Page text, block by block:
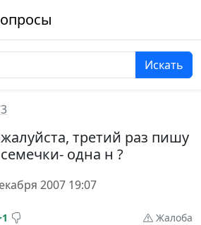
Искать
третий раз пишу
одна н ?
2007 19:07
Жалоба